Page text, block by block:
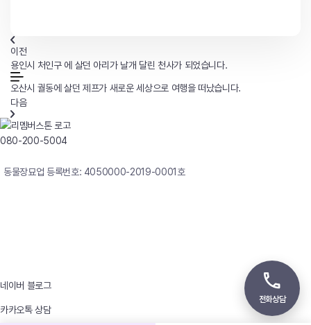
이전
용인시 처인구 에 살던 아리가 날개 달린 천사가 되었습니다.
오산시 궐동에 살던 제프가 새로운 세상으로 여행을 떠났습니다.
다음
080-200-5004
동물장묘업 등록번호: 4050000-2019-0001호
네이버 블로그
카카오톡 상담
전화상담